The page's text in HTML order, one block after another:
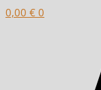
0,00 € 0